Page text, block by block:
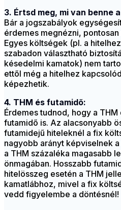
3. Értsd meg, mi van benne
Bár a jogszabályok
érdemes megnézni,
Egyes költségek (pl. a
szabadon választható
késedelmi kamatok) nem
ettől még a hitelhez
képezhetik.
4. THM és futamidő:
Érdemes tudnod, hogy a
futamidő is. Az alacsonyabb
futamidejű hiteleknél a fix
nagyobb arányt képviselnek
a THM százaléka magasabb
önmagában. Hosszabb
hitelösszeg esetén a THM
kamatlábhoz, mivel a fix
vedd figyelembe a döntésnél!